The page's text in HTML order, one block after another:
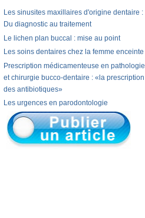
Les sinusites maxillaires d'origine dentaire :
Du diagnostic au traitement
Le lichen plan buccal : mise au point
Les soins dentaires chez la femme enceinte
Prescription médicamenteuse en pathologie
et chirurgie bucco-dentaire : «la prescription
des antibiotiques»
Les urgences en parodontologie